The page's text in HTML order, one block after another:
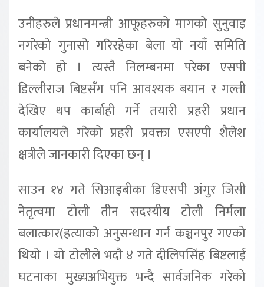
उनीहरुले प्रधानमन्त्री आफूहरुको मागको सुनुवाइ
नगरेको गुनासो गरिरहेका बेला यो नयाँ समिति
बनेको हो । त्यस्तै निलम्बनमा परेका एसपी
डिल्लीराज बिष्टसँग पनि आवश्यक बयान र गल्ती
देखिए थप कार्बाही गर्ने तयारी प्रहरी प्रधान
कार्यालयले गरेको प्रहरी प्रवक्ता एसएपी शैलेश
क्षत्रीले जानकारी दिएका छन् ।
साउन १४ गते सिआइबीका डिएसपी अंगुर जिसी
नेतृत्वमा टोली तीन सदस्यीय टोली निर्मला
बलात्कार(हत्याको अनुसन्धान गर्न कञ्चनपुर गएको
थियो । यो टोलीले भदौ ४ गते दीलिपसिंह बिष्टलाई
घटनाका मुख्यअभियुक्त भन्दै सार्वजनिक गरेको